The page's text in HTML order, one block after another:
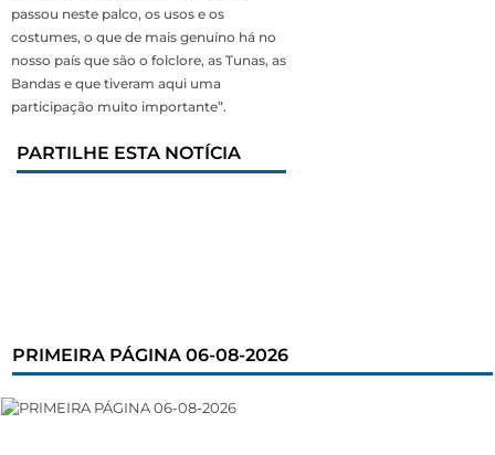
passou neste palco, os usos e os
costumes, o que de mais genuíno há no
nosso país que são o folclore, as Tunas, as
Ban­das e que tiveram aqui uma
participação muito importante”.
PARTILHE ESTA NOTÍCIA
PRIMEIRA PÁGINA 06-08-2026